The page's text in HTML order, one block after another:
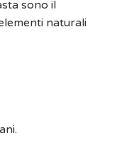
sono il
naturali